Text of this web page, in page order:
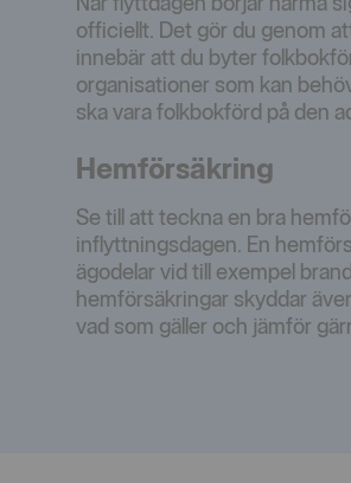
officiellt. Det gör du genom
innebär att du byter
organisationer som kan
ska vara folkbokförd på den
Hemförsäkring
Se till att teckna en bra
inflyttningsdagen. En
ägodelar vid till exempel
hemförsäkringar skyddar
vad som gäller och jämför